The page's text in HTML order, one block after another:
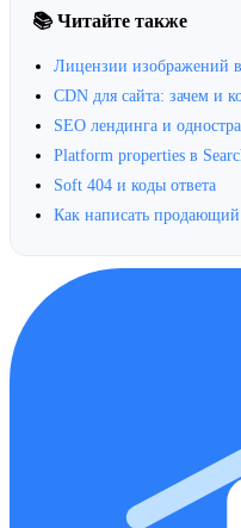
📚 Читайте также
Лицензии изображений
CDN для сайта: зачем и
SEO лендинга и
Platform properties в
Soft 404 и коды ответа
Как написать продающий